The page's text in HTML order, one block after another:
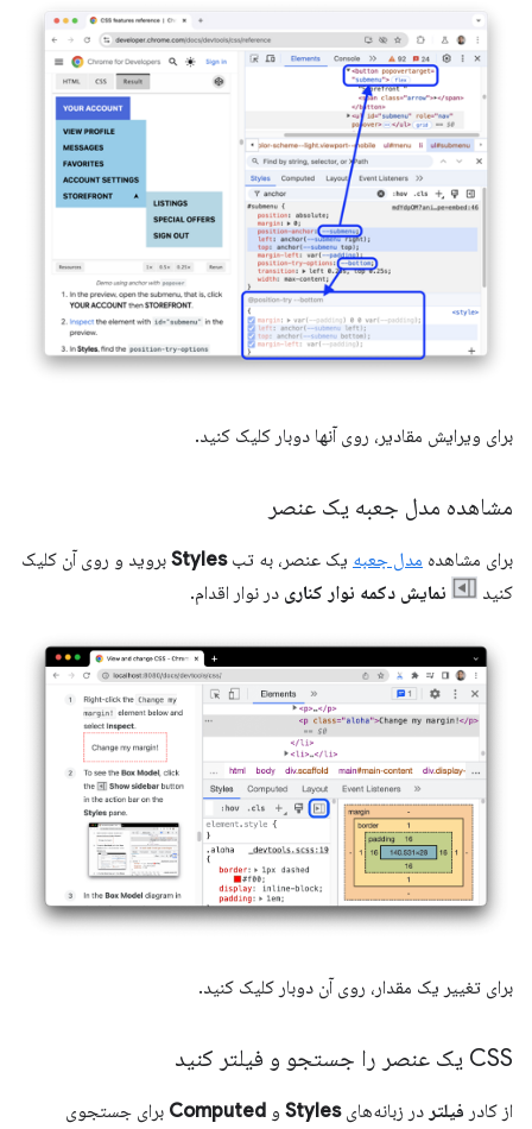
برای ویرایش مقادیر، روی آنها دوبار کلیک کنید.
مشاهده مدل جعبه یک عنصر
برای مشاهده مدل جعبه یک عنصر، به تبStyles بروید و روی آن کلیک
کنید
نمایش دکمه نوار کناری در نوار اقدام.
برای تغییر یک مقدار، روی آن دوبار کلیک کنید.
CSS یک عنصر را جستجو و فیلتر کنید
از کادر فیلتر در زبانه‌هایStyles و Computed برای جستجوی